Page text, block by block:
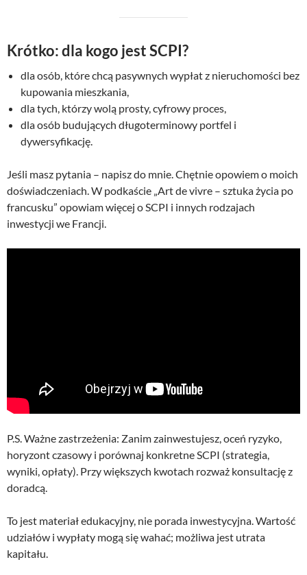
Krótko: dla kogo jest SCPI?
dla osób, które chcą pasywnych wypłat z nieruchomości bez
kupowania mieszkania,
dla tych, którzy wolą prosty, cyfrowy proces,
dla osób budujących długoterminowy portfel i
dywersyfikację.
Jeśli masz pytania – napisz do mnie. Chętnie opowiem o moich
doświadczeniach. W podkaście „Art de vivre – sztuka życia po
francusku” opowiam więcej o SCPI i innych rodzajach
inwestycji we Francji.
P.S. Ważne zastrzeżenia: Zanim zainwestujesz, oceń ryzyko,
horyzont czasowy i porównaj konkretne SCPI (strategia,
wyniki, opłaty). Przy większych kwotach rozważ konsultację z
doradcą.
To jest materiał edukacyjny, nie porada inwestycyjna. Wartość
udziałów i wypłaty mogą się wahać; możliwa jest utrata
kapitału.